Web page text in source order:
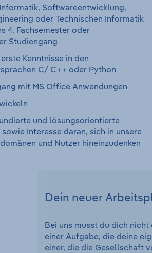
Softwareentwicklung,
oder Technischen Informatik
4. Fachsemester oder
Studiengang
Kenntnisse in den
C/ C++ oder Python
mit MS Office Anwendungen
und lösungsorientierte
Interesse daran, sich in unsere
und Nutzer hineinzudenken
Dein neuer
Bei uns musst du dich
einer Aufgabe, die deine
einer, die die Gesellschaft